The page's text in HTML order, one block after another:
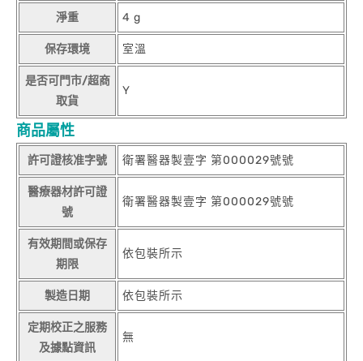
淨重 4 g
保存環境 室溫
是否可門市/超商
取貨
Y
商品屬性
許可證核准字號 衛署醫器製壹字 第000029號號
醫療器材許可證
號
衛署醫器製壹字 第000029號號
有效期間或保存
期限
依包裝所示
製造日期 依包裝所示
定期校正之服務
及據點資訊
無